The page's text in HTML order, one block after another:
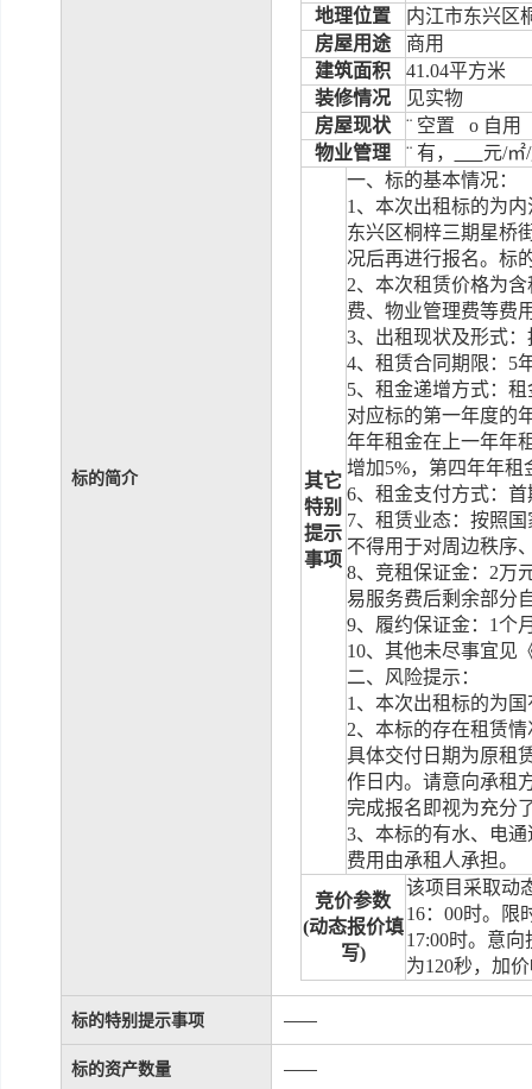
标的简介
地理位置
内江市东兴区
房屋用途
商用
建筑面积
41.04平方米
装修情况
见实物
房屋现状
¨ 空置 o 自用
物业管理
¨ 有， 元/㎡/
其它
特别
提示
事项
一、标的基本情况：
1 、本次出租标的为
东兴区桐梓三期星桥
况后再进行报名。 标
2、本次租赁价格为
费、 物业管理费等费
3、 出租现状及形式
4、租赁合同期限： 5
5、租金递增方式：
对应标的第一年度的
年年租金在上一年年
增加5%，第四年年租
6、租金支付方式： 首
7、租赁业态：按照
不得用于对周边秩序
8、竞租保证金： 2万
易服务费后剩余部分
9、 履约保证金： 1个
10、其他未尽事宜见
二、风险提示：
1 、本次出租标的为
2、本标的存在租赁
具体交付日期为原租
作日内。请意向承租
完成报名即视为充分
3、本标的有水、电
费用由承租人承担。
竞价参数
(动态报价填
写)
该项目采取动
16： 00时。限
17:00时。意向
为120秒， 加
标的特别提示事项 ——
标的资产数量 ——